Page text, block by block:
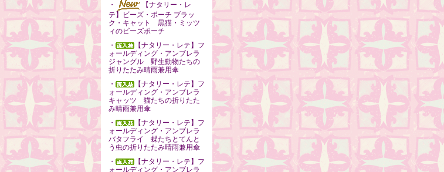
・
【ナタリー・レ
テ】ビーズ・ポーチ ブラッ
ク・キャット 黒猫・ミッツ
ィのビーズポーチ
・
【ナタリー・レテ】フ
ォールディング・アンブレラ
ジャングル 野生動物たちの
折りたたみ晴雨兼用傘
・
【ナタリー・レテ】フ
ォールディング・アンブレラ
キャッツ 猫たちの折りたた
み晴雨兼用傘
・
【ナタリー・レテ】フ
ォールディング・アンブレラ
バタフライ 蝶たちとてんと
う虫の折りたたみ晴雨兼用傘
・
【ナタリー・レテ】フ
ォールディング・アンブレラ